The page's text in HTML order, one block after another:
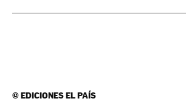
©EDICIONES EL PAÍS